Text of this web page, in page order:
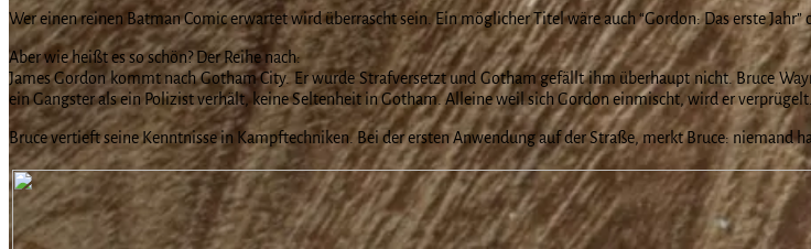
Wer einen reinen Batman Comic erwartet wird überrascht sein. Ein möglicher Titel wäre auch “Gordon: Das erste
Aber wie heißt es so schön? Der Reihe nach:
James Gordon kommt nach Gotham City. Er wurde Strafversetzt und Gotham gefällt ihm überhaupt nicht. Bruce
ein Gangster als ein Polizist verhält, keine Seltenheit in Gotham. Alleine weil sich Gordon einmischt, wird er verprügelt.
Bruce vertieft seine Kenntnisse in Kampftechniken. Bei der ersten Anwendung auf der Straße, merkt Bruce: niemand